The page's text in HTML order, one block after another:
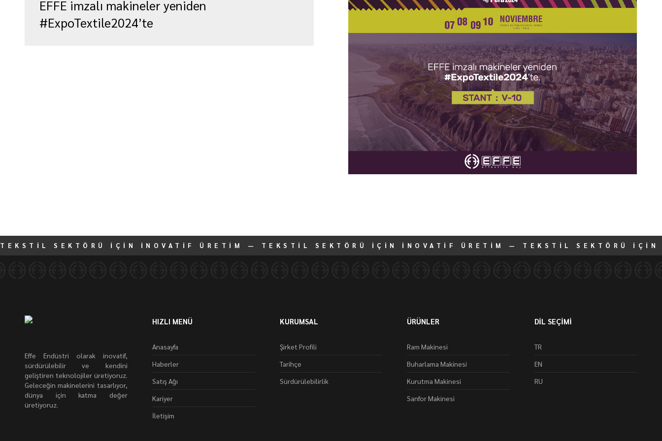
EFFE imzalı makineler yeniden
#ExpoTextile2024’te
TEKSTİL SEKTÖRÜ İÇİN İNOVATİF ÜRETİM — TEKSTİL SEKTÖRÜ İÇİN İNOVATİF ÜRETİM — TEKSTİL SEKTÖRÜ
Effe Endüstri olarak inovatif,
sürdürülebilir ve kendini
geliştiren teknolojiler üretiyoruz.
Geleceğin makinelerini tasarlıyor,
dünya için katma değer
üretiyoruz.
HIZLI MENÜ
Anasayfa
Haberler
Satış Ağı
Kariyer
İletişim
KURUMSAL
Şirket Profili
Tarihçe
Sürdürülebilirlik
ÜRÜNLER
Ram Makinesi
Buharlama Makinesi
Kurutma Makinesi
Sanfor Makinesi
DİL SEÇİMİ
TR
EN
RU